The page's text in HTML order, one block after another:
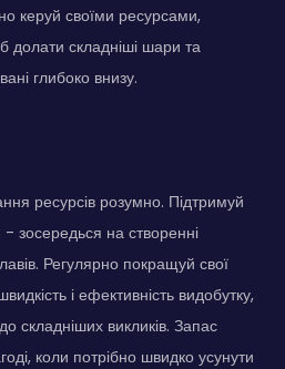
керуй своїми ресурсами,
складніші шари та
глибоко внизу.
ресурсів розумно. Підтримуй
зосередься на створенні
Регулярно покращуй свої
і ефективність видобутку,
складніших викликів. Запас
коли потрібно швидко усунути